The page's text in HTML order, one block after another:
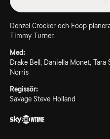
Denzel Crocker och Foop
Timmy Turner.
Med:
Drake Bell, Daniella Monet,
Norris
Regissör:
Savage Steve Holland